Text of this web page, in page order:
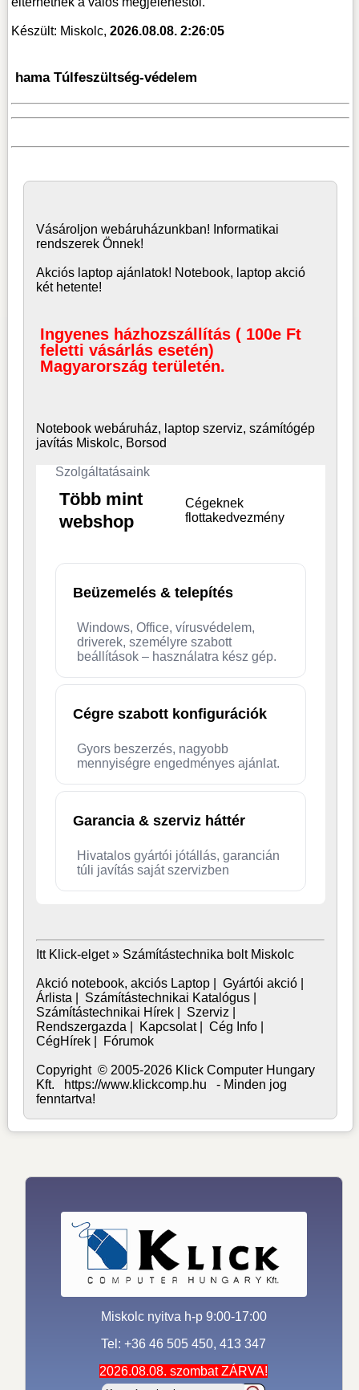
Készült: Miskolc,2026.08.08. 2:26:05
hama Túlfeszültség-védelem
Vásároljonwebáruházunkban! Informatikai
rendszerek Önnek!
Akciós laptop ajánlatok! Notebook, laptop akció
két hetente!
Ingyenes házhozszállítás ( 100e Ft
feletti vásárlás esetén)
Magyarország területén.
Notebook webáruház, laptop szerviz, számítógép
javítás Miskolc, Borsod
Szolgáltatásaink
Több mint
webshop
Cégeknek
flottakedvezmény
Beüzemelés & telepítés
Windows, Office, vírusvédelem,
driverek, személyre szabott
beállítások – használatra kész gép.
Cégre szabott konfigurációk
Gyors beszerzés, nagyobb
mennyiségre engedményes ajánlat.
Garancia & szerviz háttér
Hivatalos gyártói jótállás, garancián
túli javítás saját szervizben
Itt Klick-elget » Számítástechnika bolt Miskolc
Akció notebook, akciós Laptop |Gyártói akció
Árlista
Számítástechnikai Katalógus
Számítástechnikai Hírek
Szerviz
Rendszergazda
Kapcsolat|Cég Info
CégHírek
Fórumok
Copyright © 2005-2026 Klick Computer Hungary
Kft. https://www.klickcomp.hu - Minden jog
fenntartva!
Miskolc nyitva h-p 9:00-17:00
Tel: +36 46 505 450, 413 347
2026.08.08. szombat ZÁRVA!